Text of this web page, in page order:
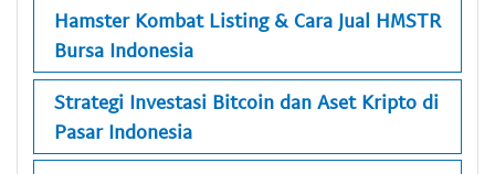
Hamster Kombat Listing & Cara Jual HMSTR
Bursa Indonesia
Strategi Investasi Bitcoin dan Aset Kripto di
Pasar Indonesia